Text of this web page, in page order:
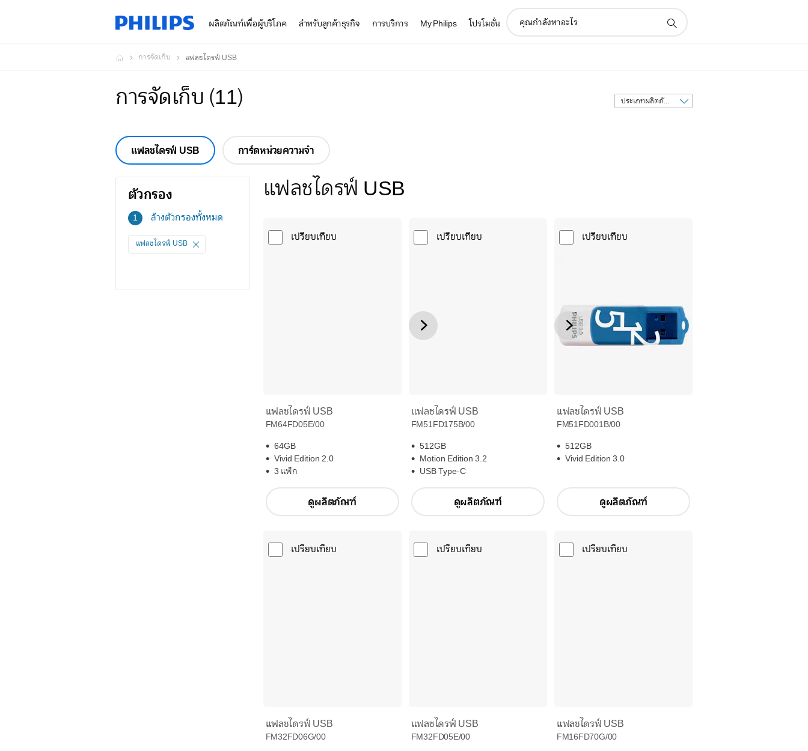
ผลิตภัณฑ์เพื่อผู้บริโภค สำหรับลูกค้าธุรกิจ การบริการ My Philips โปรโมชั่น
search
การจัดเก็บ แฟลชไดรฟ์ USB
การจัดเก็บ (11)
เรียง
ลำดับ
แฟลชไดรฟ์ USB การ์ดหน่วยความจำ
ตัวกรอง
1
ตัว
ล้างตัวกรองทั้งหมด
แฟลชไดรฟ์ USB
แฟลชไดรฟ์ USB
เปรียบเทียบ
แฟลชไดรฟ์ USB
FM64FD05E/00
64GB
Vivid Edition 2.0
3 แพ็ก
ดูผลิตภัณฑ์
เปรียบเทียบ
แฟลชไดรฟ์ USB
FM51FD175B/00
512GB
Motion Edition 3.2
USB Type-C
ดูผลิตภัณฑ์
เปรียบเทียบ
แฟลชไดรฟ์ USB
FM51FD001B/00
512GB
Vivid Edition 3.0
ดูผลิตภัณฑ์
เปรียบเทียบ
แฟลชไดรฟ์ USB
FM32FD06G/00
เปรียบเทียบ
แฟลชไดรฟ์ USB
FM32FD05E/00
เปรียบเทียบ
แฟลชไดรฟ์ USB
FM16FD70G/00